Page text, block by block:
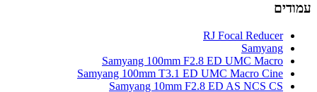
עמודים
RJ Focal Reducer
Samyang
Samyang 100mm F2.8 ED UMC Macro
Samyang 100mm T3.1 ED UMC Macro Cine
Samyang 10mm F2.8 ED AS NCS CS